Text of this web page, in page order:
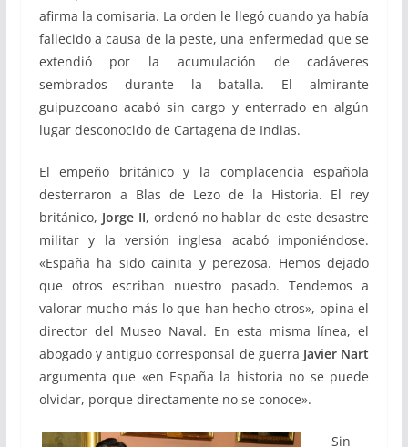
afirma la comisaria. La orden le llegó cuando ya había
fallecido a causa de la peste, una enfermedad que se
extendió por la acumulación de cadáveres
sembrados durante la batalla. El almirante
guipuzcoano acabó sin cargo y enterrado en algún
lugar desconocido de Cartagena de Indias.
El empeño británico y la complacencia española
desterraron a Blas de Lezo de la Historia. El rey
británico, Jorge II, ordenó no hablar de este desastre
militar y la versión inglesa acabó imponiéndose.
«España ha sido cainita y perezosa. Hemos dejado
que otros escriban nuestro pasado. Tendemos a
valorar mucho más lo que han hecho otros», opina el
director del Museo Naval. En esta misma línea, el
abogado y antiguo corresponsal de guerra Javier Nart
argumenta que «en España la historia no se puede
olvidar, porque directamente no se conoce».
Sin